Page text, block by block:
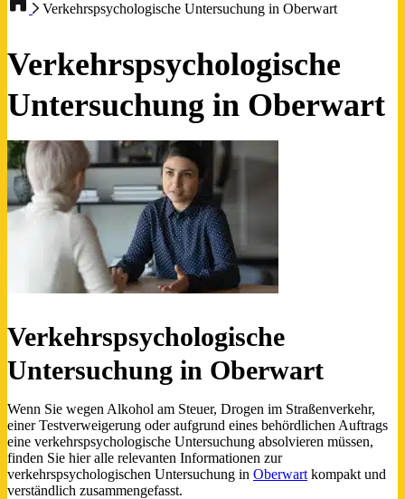
Verkehrspsychologische Untersuchung in Oberwart
Verkehrspsychologische
Untersuchung in Oberwart
Verkehrspsychologische
Untersuchung in Oberwart
Wenn Sie wegen Alkohol am Steuer, Drogen im Straßenverkehr,
einer Testverweigerung oder aufgrund eines behördlichen Auftrags
eine verkehrspsychologische Untersuchung absolvieren müssen,
finden Sie hier alle relevanten Informationen zur
verkehrspsychologischen Untersuchung in Oberwart kompakt und
verständlich zusammengefasst.